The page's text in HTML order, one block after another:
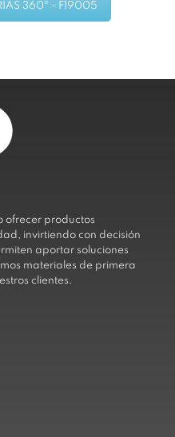
360º - F19005
ofrecer productos
invirtiendo con decisión
aportar soluciones
materiales de primera
clientes.